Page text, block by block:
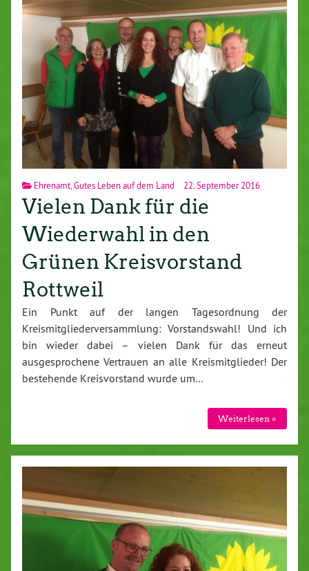
Ehrenamt Gutes Leben auf dem Land 22. September 2016
Vielen Dank für die
Wiederwahl in den
Grünen Kreisvorstand
Rottweil
Ein Punkt auf der langen Tagesordnung der
Kreismitgliederversammlung: Vorstandswahl! Und ich
bin wieder dabei – vielen Dank für das erneut
ausgesprochene Vertrauen an alle Kreismitglieder! Der
bestehende Kreisvorstand wurde um…
Weiterlesen »